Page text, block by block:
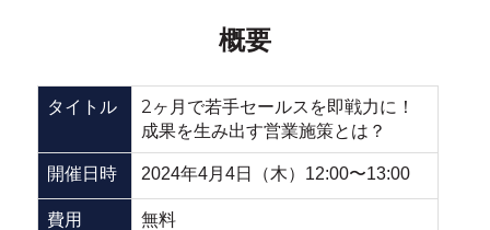
概要
タイトル
2ヶ月で若手セールスを即戦力に！
成果を生み出す営業施策とは？
開催日時 2024年4月4日（木）12:00〜13:00
費用 無料